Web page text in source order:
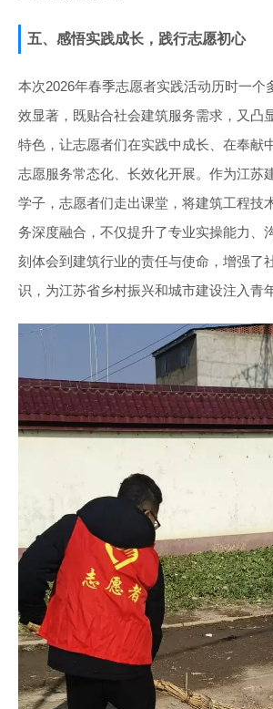
五、感悟实践成长，践行志愿初心
本次2026年春季志愿者实践活动历时一个
效显著，既贴合社会建筑服务需求，又凸
特色，让志愿者们在实践中成长、在奉献
志愿服务常态化、长效化开展。作为江苏
学子，志愿者们走出课堂，将建筑工程技
务深度融合，不仅提升了专业实操能力、
刻体会到建筑行业的责任与使命，增强了
识，为江苏省乡村振兴和城市建设注入青